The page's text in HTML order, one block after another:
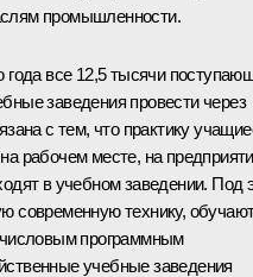
промышленности.
года все 12,5 тысячи
заведения провести через
с тем, что практику
рабочем месте, на
в учебном заведении. Под
современную технику,
числовым программным
учебные заведения